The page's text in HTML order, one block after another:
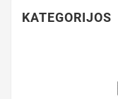
KATEGORIJOS